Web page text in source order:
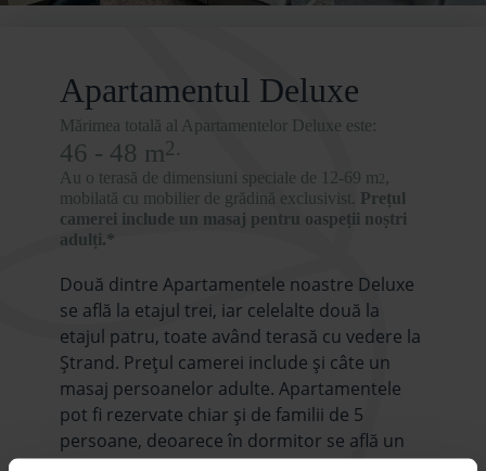
Apartamentul Deluxe
Mărimea totală al Apartamentelor Deluxe este:
46 - 48 m2.
Au o terasă de dimensiuni speciale de 12-69 m2,
mobilată cu mobilier de grădină exclusivist. Prețul
camerei include un masaj pentru oaspeții noștri
adulți.*
Două dintre Apartamentele noastre Deluxe
se află la etajul trei, iar celelalte două la
etajul patru, toate având terasă cu vedere la
Ștrand. Prețul camerei include și câte un
masaj persoanelor adulte. Apartamentele
pot fi rezervate chiar și de familii de 5
persoane, deoarece în dormitor se află un